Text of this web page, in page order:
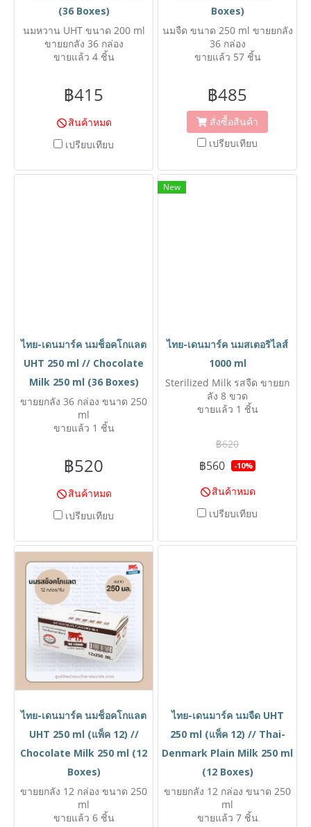
(36 Boxes)
นมหวาน UHT ขนาด 200 ml
ขายยกลัง 36 กล่อง
ขายแล้ว 4 ชิ้น
฿415
สินค้าหมด
เปรียบเทียบ
Boxes)
นมจืด ขนาด 250 ml ขายยกลัง
36 กล่อง
ขายแล้ว 57 ชิ้น
฿485
สั่งซื้อสินค้า
เปรียบเทียบ
ไทย-เดนมาร์ค นมช็อคโกแลต
UHT 250 ml // Chocolate
Milk 250 ml (36 Boxes)
ขายยกลัง 36 กล่อง ขนาด 250
ml
ขายแล้ว 1 ชิ้น
฿520
สินค้าหมด
เปรียบเทียบ
New
ไทย-เดนมาร์ค นมสเตอริไลส์
1000 ml
Sterilized Milk รสจืด ขายยก
ลัง 8 ขวด
ขายแล้ว 1 ชิ้น
฿620
฿560 -10%
สินค้าหมด
เปรียบเทียบ
ไทย-เดนมาร์ค นมช็อคโกแลต
UHT 250 ml (แพ็ค 12) //
Chocolate Milk 250 ml (12
Boxes)
ขายยกลัง 12 กล่อง ขนาด 250
ml
ขายแล้ว 6 ชิ้น
ไทย-เดนมาร์ค นมจืด UHT
250 ml (แพ็ค 12) // Thai-
Denmark Plain Milk 250 ml
(12 Boxes)
ขายยกลัง 12 กล่อง ขนาด 250
ml
ขายแล้ว 7 ชิ้น